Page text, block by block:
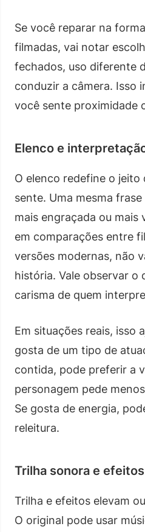
Se você reparar na
filmadas, vai notar
fechados, uso diferente
conduzir a câmera. Isso
você sente proximidade
Elenco e
O elenco redefine o jeito
sente. Uma mesma
mais engraçada ou mais
em comparações entre
versões modernas, não
história. Vale observar o
carisma de quem
Em situações reais, isso
gosta de um tipo de
contida, pode preferir a
personagem pede
Se gosta de energia,
releitura.
Trilha sonora e efeitos
Trilha e efeitos elevam
O original pode usar